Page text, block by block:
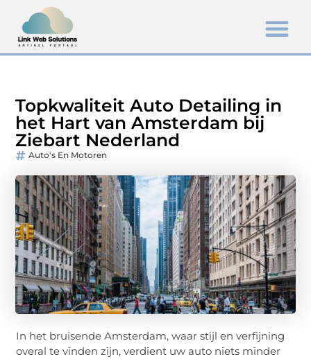
Topkwaliteit Auto Detailing in
het Hart van Amsterdam bij
Ziebart Nederland
Auto's En Motoren
In het bruisende Amsterdam, waar stijl en verfijning
overal te vinden zijn, verdient uw auto niets minder